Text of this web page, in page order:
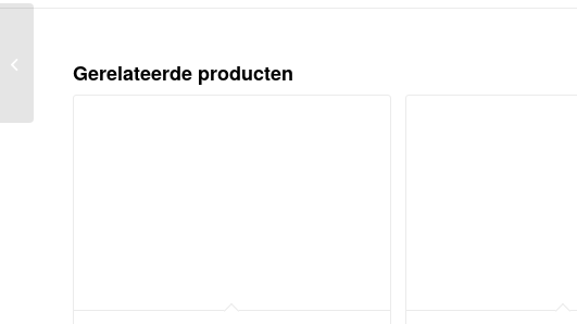
Gerelateerde producten
DER ZYGEVELD. [Afbeeldingen van
den Schouwburg te Amsterdam,...